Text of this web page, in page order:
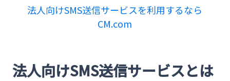
法人向けSMS送信サービスとは
SMS送信サービスを利用した配信方法
2.配信先リストをアップロードする
法人向けSMS送信サービスを利用するなら
CM.com
法人向けSMS送信サービスとは